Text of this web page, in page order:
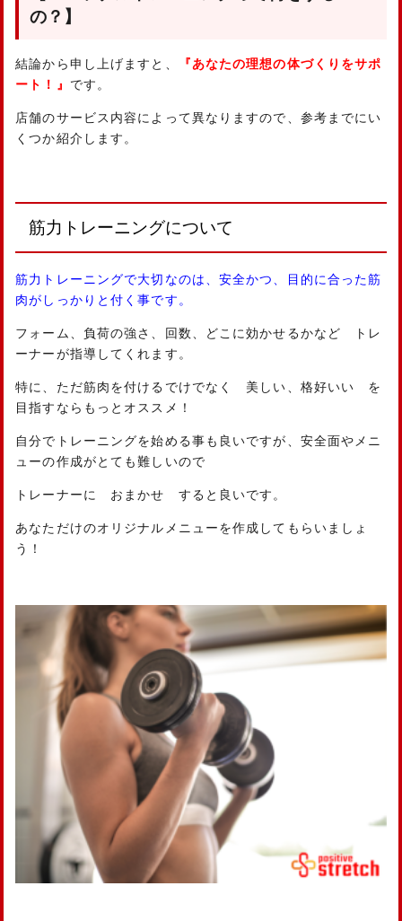
の？】
結論から申し上げますと、
『あなたの理想の体づくりをサポ
ート！』 です。
店舗のサービス内容によって異なりますので、参考までにい
くつか紹介します。
筋力トレーニングについて
筋力トレーニングで大切なのは、安全かつ、目的に合った筋
肉がしっかりと付く事です。
フォーム、負荷の強さ、回数、どこに効かせるかなど トレ
ーナーが指導してくれます。
特に、ただ筋肉を付けるでけでなく 美しい、格好いい を
目指すならもっとオススメ！
自分でトレーニングを始める事も良いですが、安全面やメニ
ューの作成がとても難しいので
トレーナーに おまかせ すると良いです。
あなただけのオリジナルメニューを作成してもらいましょ
う！